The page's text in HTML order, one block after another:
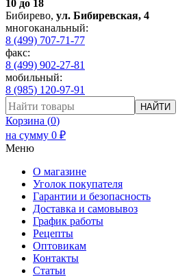
10 до 18
Бибирево, ул. Бибиревская, 4
многоканальный:
8 (499) 707-71-77
факс:
8 (499) 902-27-81
мобильный:
8 (985) 120-97-91
НАЙТИ
Корзина (0)
на сумму 0 ₽
Меню
О магазине
Уголок покупателя
Гарантии и безопасность
Доставка и самовывоз
График работы
Рецепты
Оптовикам
Контакты
Статьи